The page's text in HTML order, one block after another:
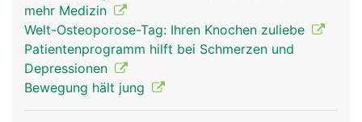
mehr Medizin
Welt-Osteoporose-Tag: Ihren Knochen zuliebe
Patientenprogramm hilft bei Schmerzen und
Depressionen
Bewegung hält jung